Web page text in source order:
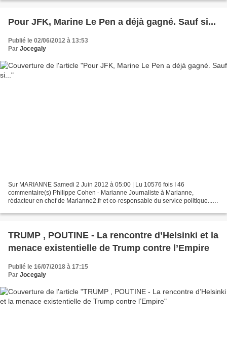
Pour JFK, Marine Le Pen a déjà gagné. Sauf si...
Publié le 02/06/2012 à 13:53
Par Jocegaly
Sur MARIANNE Samedi 2 Juin 2012 à 05:00 | Lu 10576 fois I 46
commentaire(s) Philippe Cohen - Marianne Journaliste à Marianne,
rédacteur en chef de Marianne2.fr et co-responsable du service politique...
TRUMP , POUTINE - La rencontre d’Helsinki et la
menace existentielle de Trump contre l’Empire
Publié le 16/07/2018 à 17:15
Par Jocegaly